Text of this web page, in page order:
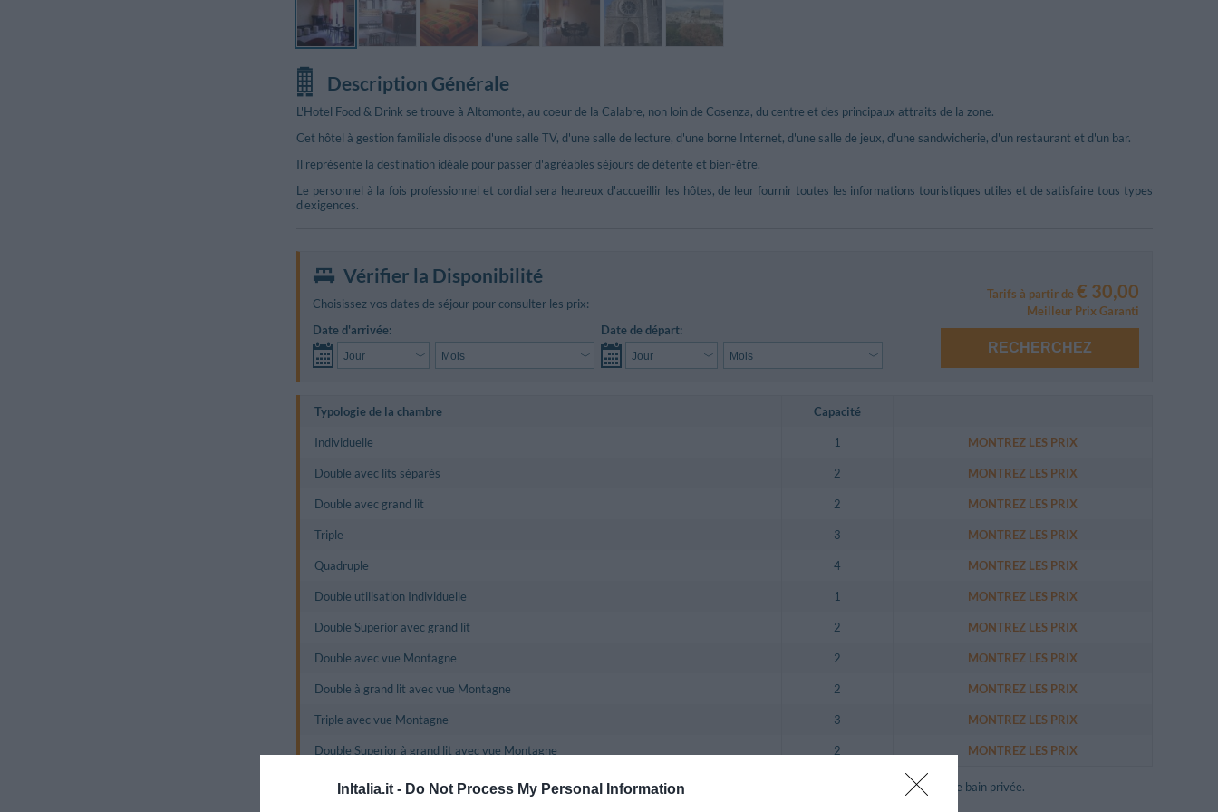
InItalia.it - Do Not Process My Personal Information
Autres photos
Description Générale
L'Hotel Food & Drink se trouve à Altomonte, au coeur de la Calabre, non loin de Cosenza, du centre et des principaux attraits de la zone.
Cet hôtel à gestion familiale dispose d'une salle TV, d'une salle de lecture, d'une borne Internet, d'une salle de jeux, d'une sandwicherie, d'un restaurant et d'un bar.
Il représente la destination idéale pour passer d'agréables séjours de détente et bien-être.
Le personnel à la fois professionnel et cordial sera heureux d'accueillir les hôtes, de leur fournir toutes les informations touristiques utiles et de satisfaire tous types
d'exigences.
Vérifier la Disponibilité
Choisissez vos dates de séjour pour consulter les prix:
Date d'arrivée:
Date de départ:
Tarifs à partir de€ 30,00
Meilleur Prix Garanti
RECHERCHEZ
Typologie de la chambre Capacité
Individuelle 1 MONTREZ LES PRIX
Double avec lits séparés 2 MONTREZ LES PRIX
Double avec grand lit 2 MONTREZ LES PRIX
Triple 3 MONTREZ LES PRIX
Quadruple 4 MONTREZ LES PRIX
Double utilisation Individuelle 1 MONTREZ LES PRIX
Double Superior avec grand lit 2 MONTREZ LES PRIX
Double avec vue Montagne 2 MONTREZ LES PRIX
Double à grand lit avec vue Montagne 2 MONTREZ LES PRIX
Triple avec vue Montagne 3 MONTREZ LES PRIX
Double Superior à grand lit avec vue Montagne 2 MONTREZ LES PRIX
Les chambres toutes décorées de façon différente sont climatisées et dotées d'une TV couleur avec lecteur DVD et d'une salle de bain privée.